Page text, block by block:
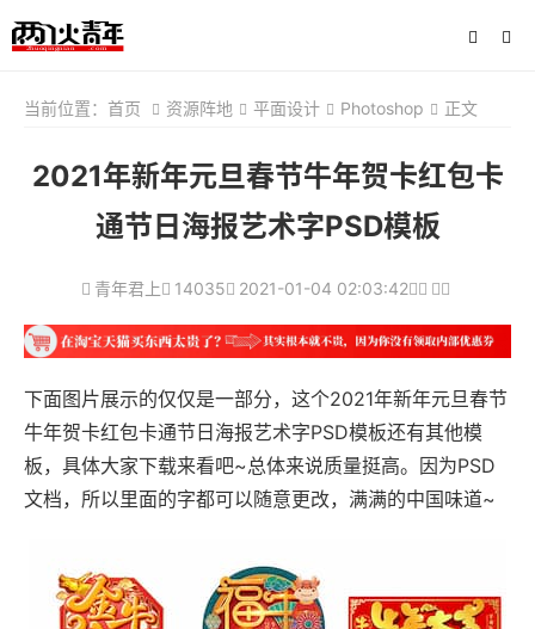
当前位置： 首页 资源阵地 平面设计 Photoshop 正文
2021年新年元旦春节牛年贺卡红包卡
通节日海报艺术字PSD模板
青年君上 14035 2021-01-04 02:03:42
下面图片展示的仅仅是一部分，这个2021年新年元旦春节
牛年贺卡红包卡通节日海报艺术字PSD模板还有其他模
板，具体大家下载来看吧~总体来说质量挺高。因为PSD
文档，所以里面的字都可以随意更改，满满的中国味道~